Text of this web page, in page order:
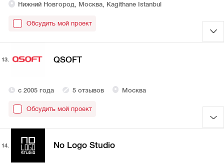
Нижний Новгород, Москва, Kagithane Istanbul
Обсудить мой проект
13. QSOFT
с 2005 года 5 отзывов Москва
Обсудить мой проект
14. No Logo Studio